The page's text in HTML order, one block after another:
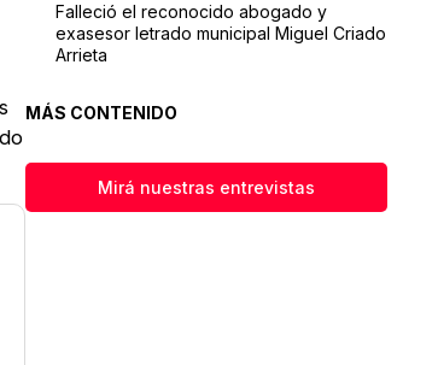
Falleció el reconocido abogado y
exasesor letrado municipal Miguel Criado
Arrieta
MÁS CONTENIDO
Mirá nuestras entrevistas